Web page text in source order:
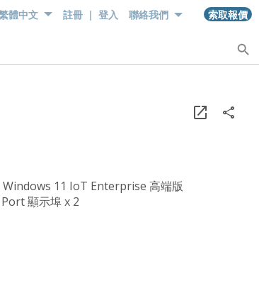
體中文 註冊 | 登入 聯絡我們 索取報價
Windows 11 IoT Enterprise 高端版
顯示埠 x 2